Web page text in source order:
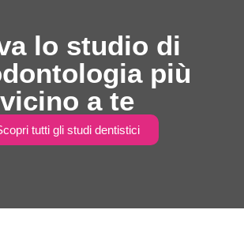
lo studio di
più
vicino a te
tutti gli studi dentistici